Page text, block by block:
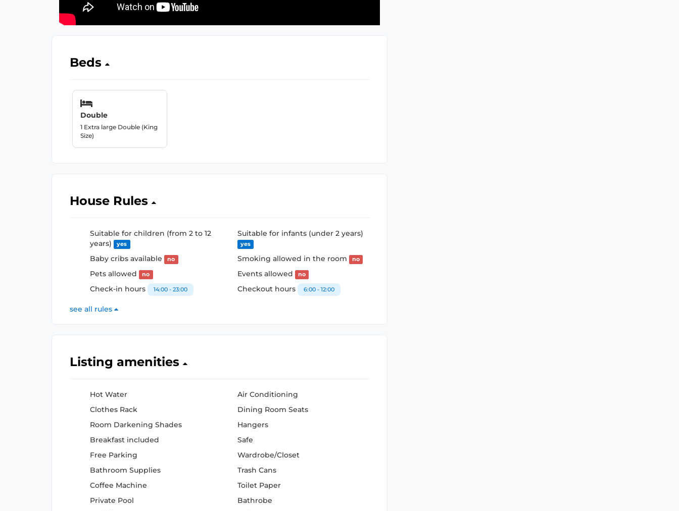
Beds
Double
1 Extra large Double (King
Size)
House Rules
Suitable for children (from 2 to 12
years)
yes
Suitable for infants (under 2 years)
yes
Baby cribs available no Smoking allowed in the room no
Pets allowed no Events allowed no
Check-in hours 14:00 - 23:00 Checkout hours 6:00 - 12:00
see all rules
Listing amenities
Hot Water
Air Conditioning
Clothes Rack
Dining Room Seats
Room Darkening Shades
Hangers
Breakfast included
Safe
Free Parking
Wardrobe/Closet
Bathroom Supplies
Trash Cans
Coffee Machine
Toilet Paper
Private Pool
Bathrobe